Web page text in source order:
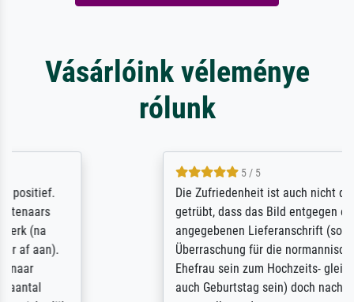
Vásárlóink véleménye
rólunk
Die Zufriedenheit ist auch nicht dadurch
getrübt, dass das Bild entgegen einer
angegebenen Lieferanschrift (sollte eine
Überraschung für die normannische
Ehefrau sein zum Hochzeits- gleichzeitig
auch Geburtstag sein) doch nach zu Hause